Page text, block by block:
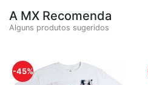
A MX Recomenda
Alguns produtos sugeridos
-45%